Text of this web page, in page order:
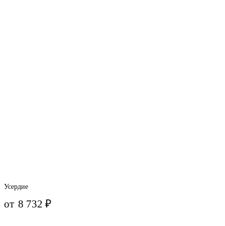
Усердие
от 8 732₽